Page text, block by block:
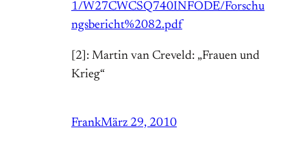
1/W27CWCSQ740INFODE/Forschu
ngsbericht%2082.pdf
[2]: Martin van Creveld: „Frauen und
Krieg“
FrankMärz 29, 2010